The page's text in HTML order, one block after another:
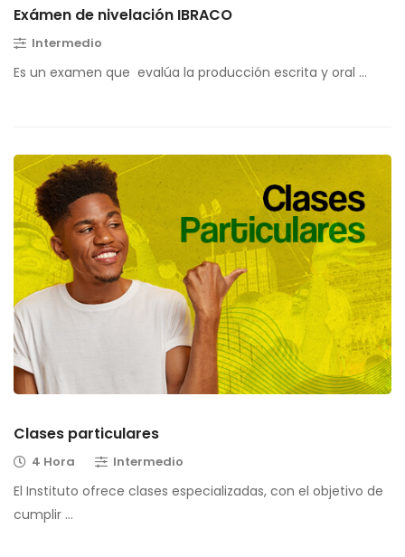
Exámen de nivelación IBRACO
Intermedio
Es un examen que evalúa la producción escrita y oral …
Clases particulares
4 Hora Intermedio
El Instituto ofrece clases especializadas, con el objetivo de
cumplir …